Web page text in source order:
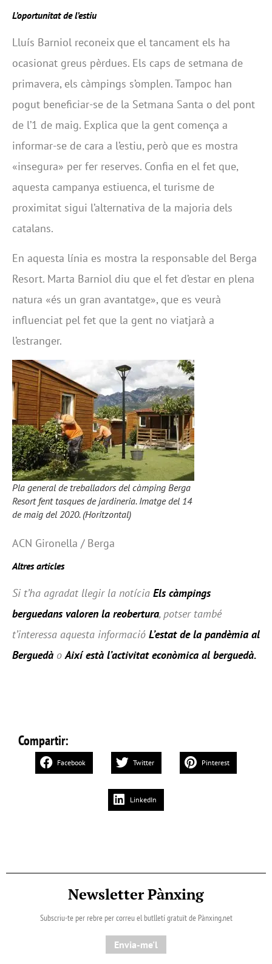
L’oportunitat de l’estiu
Lluís Barniol reconeix que el tancament els ha
ocasionat greus pèrdues. Els caps de setmana de
primavera, els càmpings s’omplen. Tampoc han
pogut beneficiar-se de la Setmana Santa o del pont
de l’1 de maig. Explica que la gent comença a
informar-se de cara a l’estiu, però que es mostra
«insegura» per fer reserves. Confia en el fet que,
aquesta campanya estiuenca, el turisme de
proximitat sigui l’alternativa de la majoria dels
catalans.
En aquesta línia es mostra la responsable del Berga
Resort. Marta Barniol diu que el fet d’estar en plena
natura «és un gran avantatge», que es veurà
influenciat pel fet que la gent no viatjarà a
l’estranger.
Pla general de treballadors del càmping Berga
Resort fent tasques de jardineria. Imatge del 14
de maig del 2020. (Horitzontal)
ACN Gironella / Berga
Altres articles
Si t’ha agradat llegir la notícia Els càmpings
berguedans valoren la reobertura, potser també
t’interessa aquesta informació L’estat de la pandèmia al
Berguedà oAixí està l’activitat econòmica al berguedà.
Compartir:
Facebook Twitter Pinterest
LinkedIn
Newsletter Pànxing
Subscriu-te per rebre per correu el butlletí gratuït de Pànxing.net​
Envia-me'l